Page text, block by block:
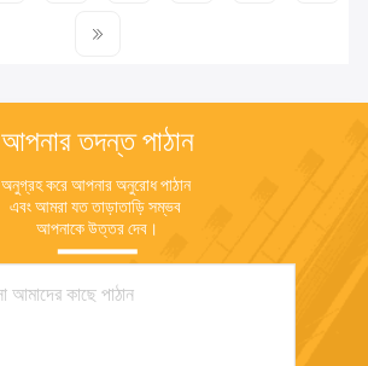
আপনার তদন্ত পাঠান
অনুগ্রহ করে আপনার অনুরোধ পাঠান
এবং আমরা যত তাড়াতাড়ি সম্ভব
আপনাকে উত্তর দেব।